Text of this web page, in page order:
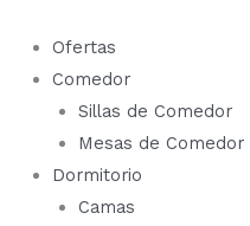
contenido
Ofertas
Comedor
Sillas de Comedor
Mesas de Comedor
Dormitorio
Camas
Rizhao
Jinshan PH-